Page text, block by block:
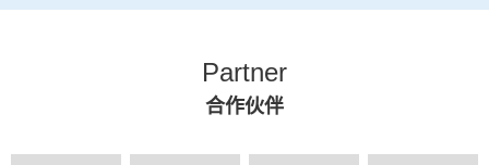
Partner
合作伙伴